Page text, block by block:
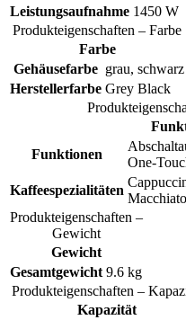
Leistungsaufnahme 1450 W
Produkteigenschaften – Farbe
Farbe
Gehäusefarbe grau, schwarz
Herstellerfarbe Grey Black
Funktionen
One-
Kaffeespezialitäten
Produkteigenschaften –
Gewicht
Gewicht
Gesamtgewicht 9.6 kg
Produkteigenschaften –
Kapazität